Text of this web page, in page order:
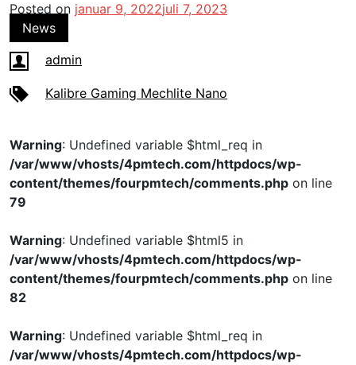
Posted on januar 9, 2022juli 7, 2023
News
admin
Kalibre Gaming Mechlite Nano
Warning: Undefined variable $html_req in
/var/www/vhosts/4pmtech.com/httpdocs/wp-
content/themes/fourpmtech/comments.php on line
79
Warning: Undefined variable $html5 in
/var/www/vhosts/4pmtech.com/httpdocs/wp-
content/themes/fourpmtech/comments.php on line
82
Warning: Undefined variable $html_req in
/var/www/vhosts/4pmtech.com/httpdocs/wp-